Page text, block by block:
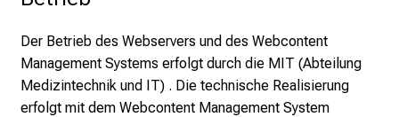
Der Betrieb des Webservers und des Webcontent
Management Systems erfolgt durch die MIT (Abteilung
Medizintechnik und IT) . Die technische Realisierung
erfolgt mit dem Webcontent Management System